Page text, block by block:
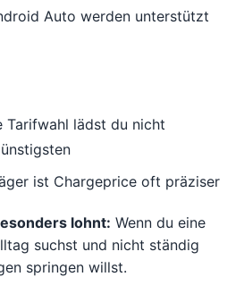
Auto werden unterstützt
Tarifwahl lädst du nicht
ist Chargeprice oft präziser
lohnt: Wenn du eine
suchst und nicht ständig
springen willst.